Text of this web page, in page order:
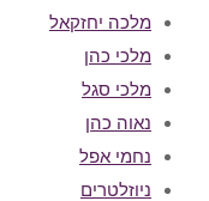
מלכה יחזקאל
מלכי כהן
מלכי סגל
נאוה כהן
נחמי אפל
ניוזלטרים